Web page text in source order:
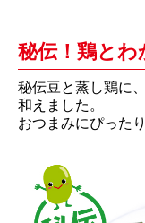
秘伝！鶏とわ
秘伝豆と蒸し鶏に
和えました。
おつまみにぴったり